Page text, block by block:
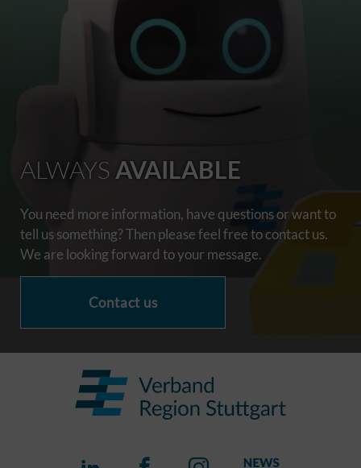
ALWAYS AVAILABLE
You need more information, have questions or want to
tell us something? Then please feel free to contact us.
We are looking forward to your message.
Contact us